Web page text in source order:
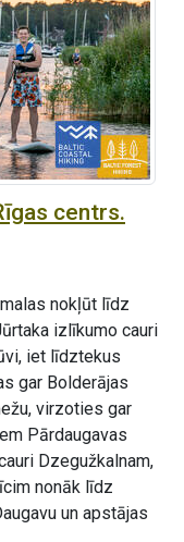
centrs.
nokļūt līdz
izlīkumo cauri
iet līdztekus
gar Bolderājas
virzoties gar
Pārdaugavas
Dzegužkalnam,
nonāk līdz
un apstājas